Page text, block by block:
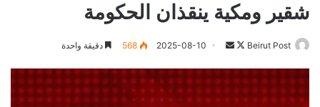
شقير ومكية ينقذان الحكومة
Beirut Post
تابع
X
أرسل
إلكترونيا
2025-08-10
568 دقيقة واحدة